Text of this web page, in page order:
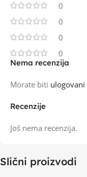
0
0
0
0
Recenzije
Još nema recenzija.
Nema recenzija
Morate biti ulogovani
Slični proizvodi